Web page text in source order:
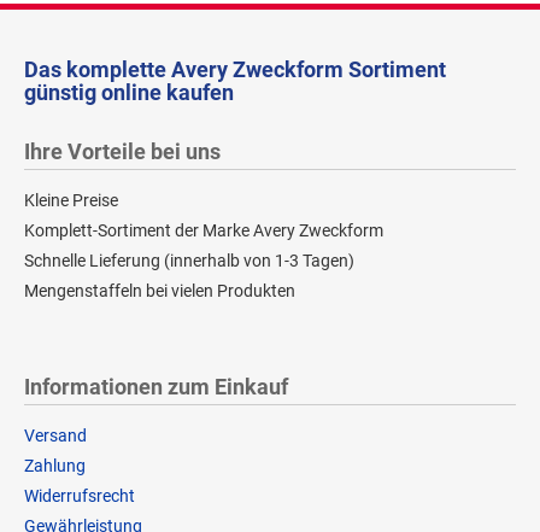
Das komplette Avery Zweckform Sortiment
günstig online kaufen
Ihre Vorteile bei uns
Kleine Preise
Komplett-Sortiment der Marke Avery Zweckform
Schnelle Lieferung (innerhalb von 1-3 Tagen)
Mengenstaffeln bei vielen Produkten
Informationen zum Einkauf
Versand
Zahlung
Widerrufsrecht
Gewährleistung